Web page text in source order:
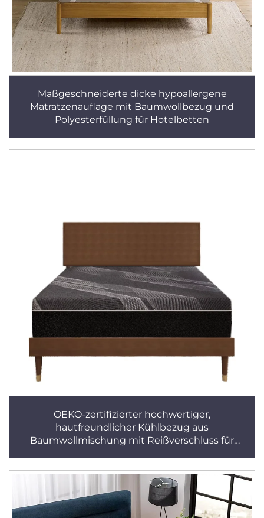
Maßgeschneiderte dicke hypoallergene
Matratzenauflage mit Baumwollbezug und
Polyesterfüllung für Hotelbetten
OEKO-zertifizierter hochwertiger,
hautfreundlicher Kühlbezug aus
Baumwollmischung mit Reißverschluss für